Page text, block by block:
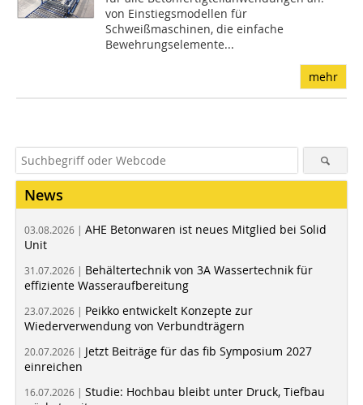
von Einstiegsmodellen für
Schweißmaschinen, die einfache
Bewehrungselemente...
mehr
News
03.08.2026 | AHE Betonwaren ist neues Mitglied bei Solid
Unit
31.07.2026 | Behältertechnik von 3A Wassertechnik für
effiziente Wasseraufbereitung
23.07.2026 | Peikko entwickelt Konzepte zur
Wiederverwendung von Verbundträgern
20.07.2026 | Jetzt Beiträge für das fib Symposium 2027
einreichen
16.07.2026 | Studie: Hochbau bleibt unter Druck, Tiefbau